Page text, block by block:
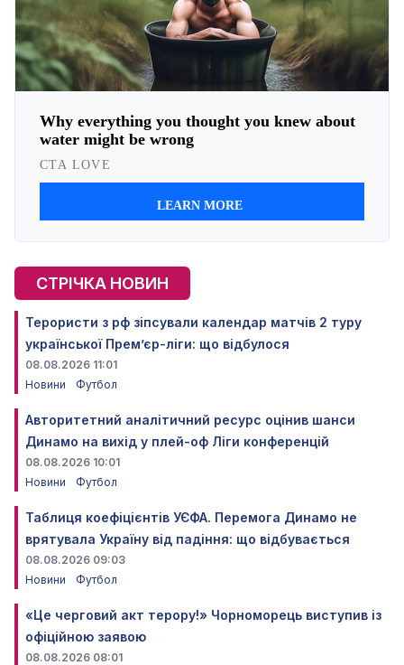
СТРІЧКА НОВИН
Терористи з рф зіпсували календар матчів 2 туру
української Прем’єр-ліги: що відбулося
08.08.2026 11:01
Новини
Футбол
Авторитетний аналітичний ресурс оцінив шанси
Динамо на вихід у плей-оф Ліги конференцій
08.08.2026 10:01
Новини
Футбол
Таблиця коефіцієнтів УЄФА. Перемога Динамо не
врятувала Україну від падіння: що відбувається
08.08.2026 09:03
Новини
Футбол
«Це черговий акт терору!» Чорноморець виступив із
офіційною заявою
08.08.2026 08:01